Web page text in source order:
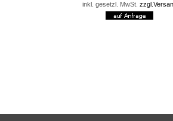
inkl. gesetzl. MwSt.